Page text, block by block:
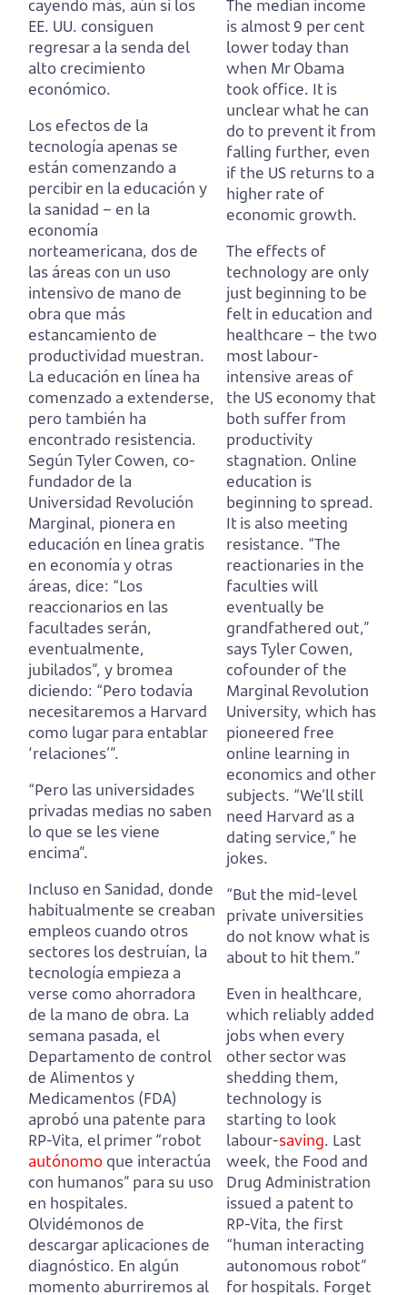
cayendo más, aún si los
EE. UU. consiguen
regresar a la senda del
alto crecimiento
económico.
Los efectos de la
tecnología apenas se
están comenzando a
percibir en la educación y
la sanidad – en la
economía
norteamericana, dos de
las áreas con un uso
intensivo de mano de
obra que más
estancamiento de
productividad muestran.
La educación en línea ha
comenzado a extenderse,
pero también ha
encontrado resistencia.
Según Tyler Cowen, co-
fundador de la
Universidad Revolución
Marginal, pionera en
educación en línea gratis
en economía y otras
áreas, dice: “Los
reaccionarios en las
facultades serán,
eventualmente,
jubilados”, y bromea
diciendo: “Pero todavía
necesitaremos a Harvard
como lugar para entablar
‘relaciones’”.
“Pero las universidades
privadas medias no saben
lo que se les viene
encima”.
Incluso en Sanidad, donde
habitualmente se creaban
empleos cuando otros
sectores los destruían, la
tecnología empieza a
verse como ahorradora
de la mano de obra. La
semana pasada, el
Departamento de control
de Alimentos y
Medicamentos (FDA)
aprobó una patente para
RP-Vita, el primer “robot
autónomo que interactúa
con humanos” para su uso
en hospitales.
Olvidémonos de
descargar aplicaciones de
diagnóstico. En algún
momento aburriremos al
The median income
is almost 9 per cent
lower today than
when Mr Obama
took office. It is
unclear what he can
do to prevent it from
falling further, even
if the US returns to a
higher rate of
economic growth.
The effects of
technology are only
just beginning to be
felt in education and
healthcare – the two
most labour-
intensive areas of
the US economy that
both suffer from
productivity
stagnation. Online
education is
beginning to spread.
It is also meeting
resistance. “The
reactionaries in the
faculties will
eventually be
grandfathered out,”
says Tyler Cowen,
cofounder of the
Marginal Revolution
University, which has
pioneered free
online learning in
economics and other
subjects. “We’ll still
need Harvard as a
dating service,” he
jokes.
“But the mid-level
private universities
do not know what is
about to hit them.”
Even in healthcare,
which reliably added
jobs when every
other sector was
shedding them,
technology is
starting to look
labour-saving. Last
week, the Food and
Drug Administration
issued a patent to
RP-Vita, the first
“human interacting
autonomous robot”
for hospitals. Forget